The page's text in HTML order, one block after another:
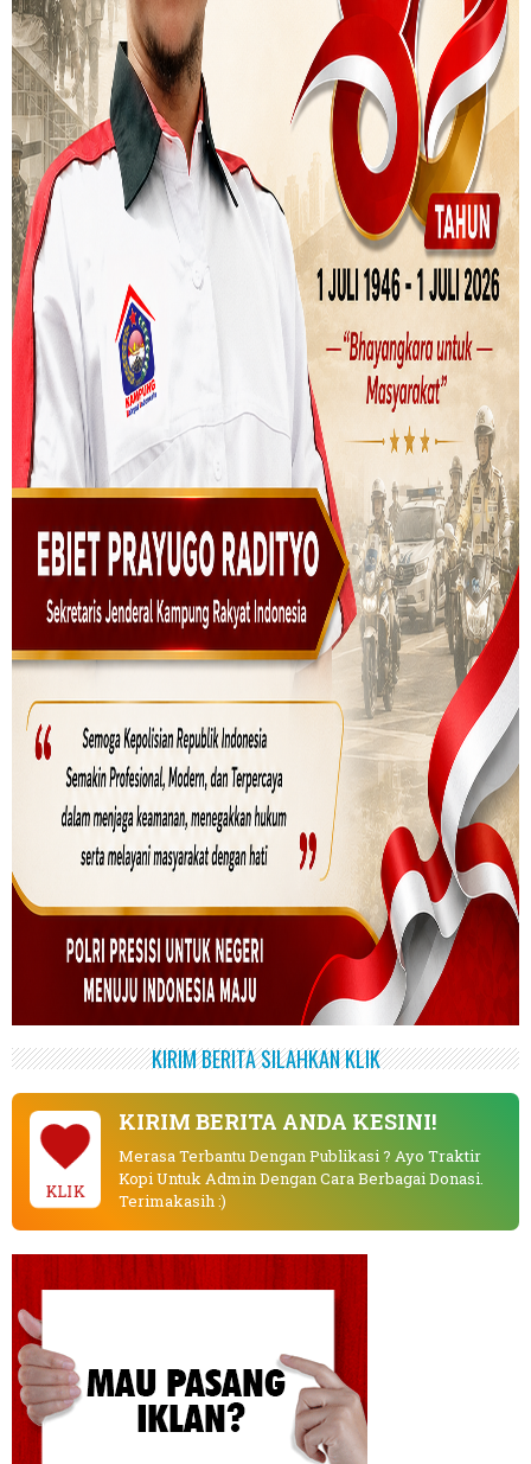
KIRIM BERITA SILAHKAN KLIK
KLIK
KIRIM BERITA ANDA KESINI!
Merasa Terbantu Dengan Publikasi ? Ayo Traktir
Kopi Untuk Admin Dengan Cara Berbagai Donasi.
Terimakasih :)